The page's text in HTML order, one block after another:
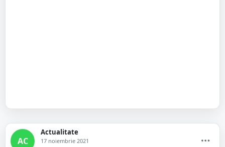
AC
Actualitate
17 noiembrie 2021